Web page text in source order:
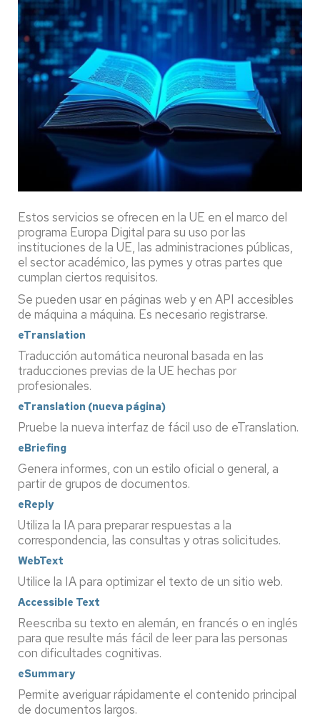
Estos servicios se ofrecen en la UE en el marco del
programa Europa Digital para su uso por las
instituciones de la UE, las administraciones públicas,
el sector académico, las pymes y otras partes que
cumplan ciertos requisitos.
Se pueden usar en páginas web y en API accesibles
de máquina a máquina. Es necesario registrarse.
eTranslation
Traducción automática neuronal basada en las
traducciones previas de la UE hechas por
profesionales.
eTranslation (nueva página)
Pruebe la nueva interfaz de fácil uso de eTranslation.
eBriefing
Genera informes, con un estilo oficial o general, a
partir de grupos de documentos.
eReply
Utiliza la IA para preparar respuestas a la
correspondencia, las consultas y otras solicitudes.
WebText
Utilice la IA para optimizar el texto de un sitio web.
Accessible Text
Reescriba su texto en alemán, en francés o en inglés
para que resulte más fácil de leer para las personas
con dificultades cognitivas.
eSummary
Permite averiguar rápidamente el contenido principal
de documentos largos.